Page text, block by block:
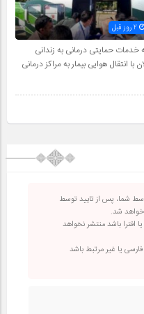
خدمات حمایتی درمانی به زندانی
با انتقال هوایی بیمار به مراکز درمانی
شما، پس از تایید توسط
شد.
افترا باشد منتشر نخواهد
فارسی یا غیر مرتبط باشد